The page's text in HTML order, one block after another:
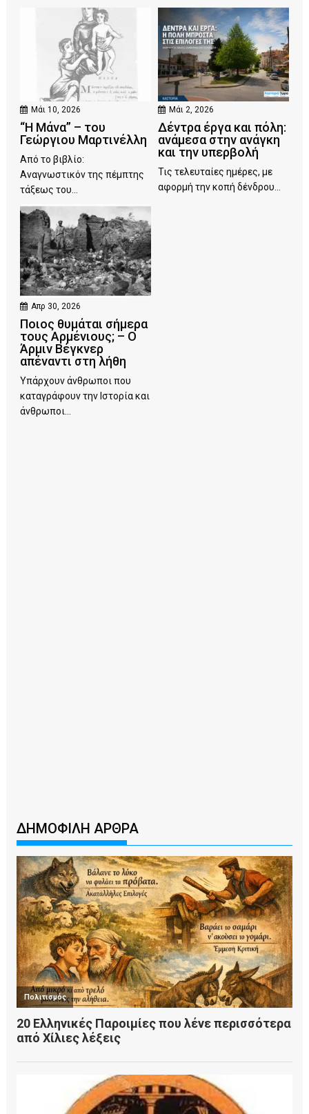
Μάι 10, 2026
“Η Μάνα” – του
Γεώργιου Μαρτινέλλη
Από το βιβλίο:
Αναγνωστικόν της πέμπτης
τάξεως του...
Μάι 2, 2026
Δέντρα έργα και πόλη:
ανάμεσα στην ανάγκη
και την υπερβολή
Τις τελευταίες ημέρες, με
αφορμή την κοπή δένδρου...
Απρ 30, 2026
Ποιος θυμάται σήμερα
τους Αρμένιους; – Ο
Άρμιν Βέγκνερ
απέναντι στη λήθη
Υπάρχουν άνθρωποι που
καταγράφουν την Ιστορία και
άνθρωποι...
ΔΗΜΟΦΙΛΗ ΑΡΘΡΑ